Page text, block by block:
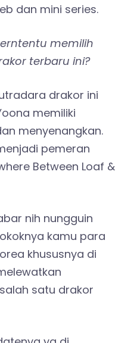
dan mini series.
memilih
terbaru ini?
drakor ini
memiliki
menyenangkan.
pemeran
Between Loaf &
nih nungguin
kamu para
khususnya di
satu drakor